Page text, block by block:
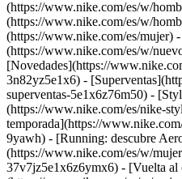
(https://www.nike.com/es/w/
(https://www.nike.com/es/w/
(https://www.nike.com/es/mujer)
(https://www.nike.com/es/w/
[Novedades](https://
3n82yz5e1x6) -
superventas-5e1x6z76m50) -
(https://www.nike.com/es/nike-
temporada](https://
9yawh) - [Running: descubre
(https://www.nike.com/es/w/
37v7jz5e1x6z6ymx6) - [Vuelta al